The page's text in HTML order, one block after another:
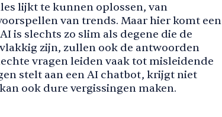
lijkt te kunnen oplossen, van
van trends. Maar hier komt een
is slechts zo slim als degene die de
zijn, zullen ook de antwoorden
vragen leiden vaak tot misleidende
stelt aan een AI chatbot, krijgt niet
ook dure vergissingen maken.